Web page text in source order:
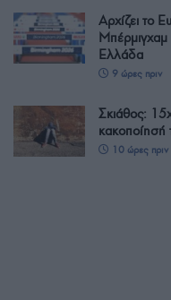
Αρχίζει το
Ελλάδα
9 ώρες πριν
Σκιάθος:
10 ώρες πριν